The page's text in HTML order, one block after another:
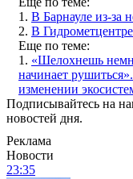
1. В Барнауле из-за
2. В
Еще по теме:
1. «Шелохнешь
начинает
изменении
Подписывайтесь на
новостей дня.
Реклама
Новости
23:35